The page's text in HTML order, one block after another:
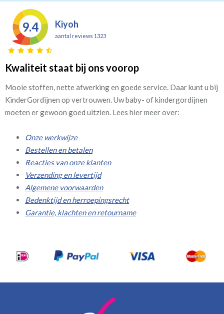
9.4 Kiyoh
aantal reviews 1323
Kwaliteit staat bij ons voorop
Mooie stoffen, nette afwerking en goede service. Daar kunt u bij
KinderGordijnen op vertrouwen. Uw baby- of kindergordijnen
moeten er gewoon goed uitzien. Lees hier meer over:
Onze werkwijze
Bestellen en betalen
Reacties van onze klanten
Verzending en levertijd
Algemene voorwaarden
Bedenktijd en herroepingsrecht
Garantie, klachten en retourname